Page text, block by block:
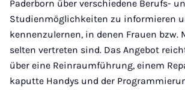
Paderborn über verschiedene Berufs-
Studienmöglichkeiten zu informieren
kennenzulernen, in denen Frauen bzw.
selten vertreten sind. Das Angebot
über eine Reinraumführung, einem
kaputte Handys und der